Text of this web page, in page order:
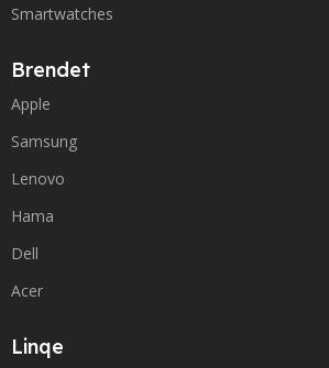
Smartwatches
Brendet
Apple
Samsung
Lenovo
Hama
Dell
Acer
Linqe